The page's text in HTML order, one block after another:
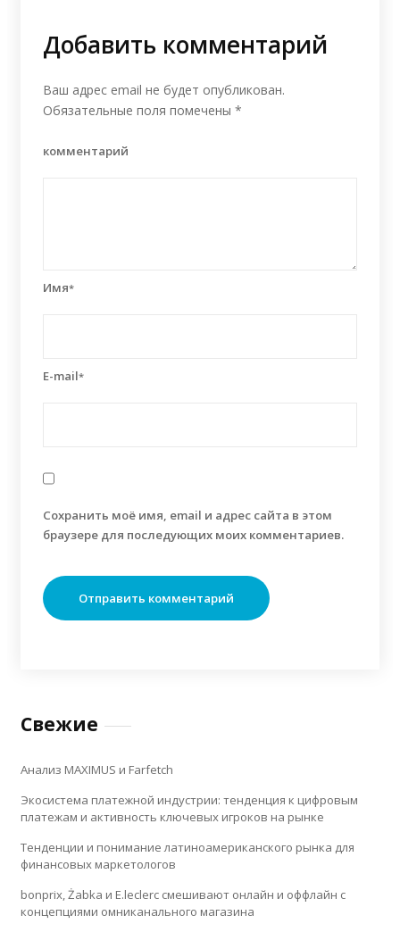
Добавить комментарий
Ваш адрес email не будет опубликован.
Обязательные поля помечены *
комментарий
Имя*
E-mail*
Сохранить моё имя, email и адрес сайта в этом
браузере для последующих моих комментариев.
Свежие
Анализ MAXIMUS и Farfetch
Экосистема платежной индустрии: тенденция к цифровым
платежам и активность ключевых игроков на рынке
Тенденции и понимание латиноамериканского рынка для
финансовых маркетологов
bonprix, Żabka и E.leclerc смешивают онлайн и оффлайн с
концепциями омниканального магазина